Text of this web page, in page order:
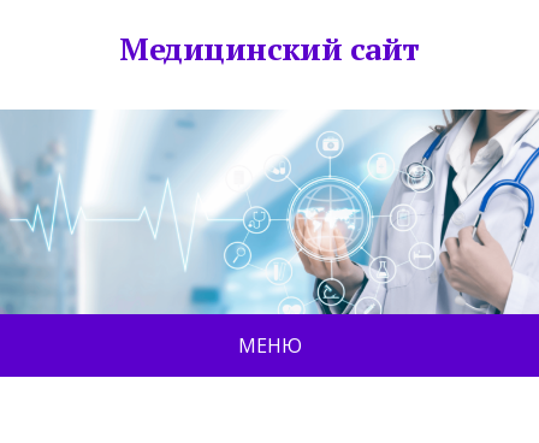
Медицинский сайт
МЕНЮ